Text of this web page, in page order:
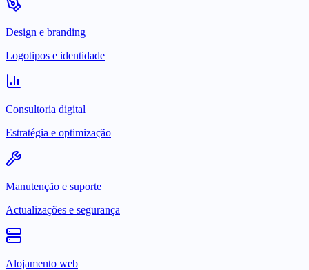
Design e branding
Logotipos e identidade
Consultoria digital
Estratégia e optimização
Manutenção e suporte
Actualizações e segurança
Alojamento web